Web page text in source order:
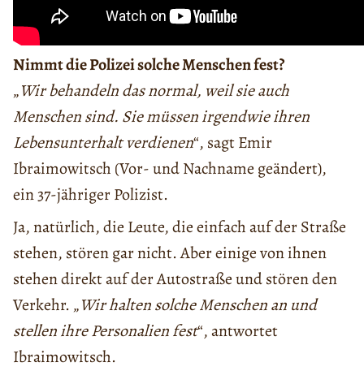
Nimmt die Polizei solche Menschen fest?
„Wir behandeln das normal, weil sie auch
Menschen sind. Sie müssen irgendwie ihren
Lebensunterhalt verdienen“, sagt Emir
Ibraimowitsch (Vor- und Nachname geändert),
ein 37-jähriger Polizist.
Ja, natürlich, die Leute, die einfach auf der Straße
stehen, stören gar nicht. Aber einige von ihnen
stehen direkt auf der Autostraße und stören den
Verkehr. „Wir halten solche Menschen an und
stellen ihre Personalien fest“, antwortet
Ibraimowitsch.